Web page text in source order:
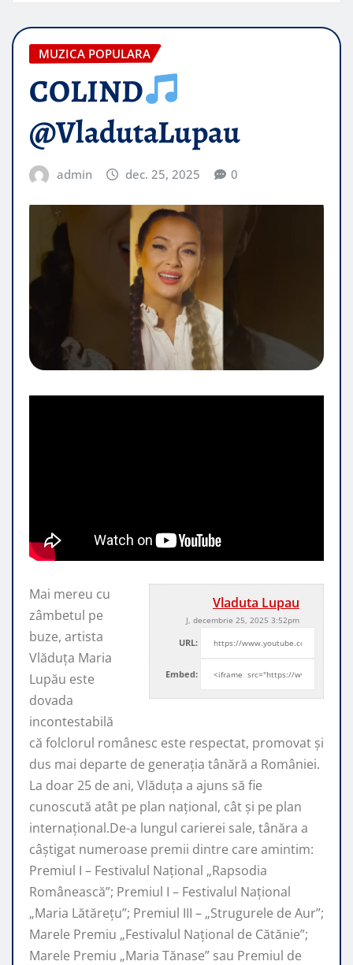
MUZICA POPULARA
COLIND
@VladutaLupau
admin dec. 25, 2025 0
Vladuta Lupau
J, decembrie 25, 2025 3:52pm
URL:
Embed:
Mai mereu cu
zâmbetul pe
buze, artista
Vlăduța Maria
Lupău este
dovada
incontestabilă
că folclorul românesc este respectat, promovat şi
dus mai departe de generaţia tânără a României.
La doar 25 de ani, Vlăduța a ajuns să fie
cunoscută atât pe plan naţional, cât şi pe plan
internaţional.De-a lungul carierei sale, tânăra a
câştigat numeroase premii dintre care amintim:
Premiul I – Festivalul Național „Rapsodia
Românească”; Premiul I – Festivalul Național
„Maria Lătărețu”; Premiul III – „Strugurele de Aur”;
Marele Premiu „Festivalul Național de Cătănie”;
Marele Premiu „Maria Tănase” sau Premiul de